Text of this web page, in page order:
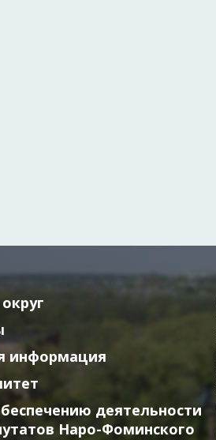
информация
деятельности
Наро-Фоминского